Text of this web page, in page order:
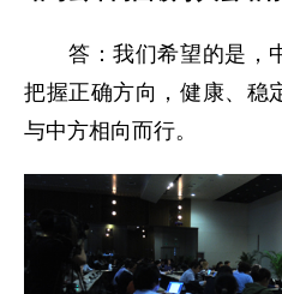
答：我们希望的是，
把握正确方向，健康、稳
与中方相向而行。